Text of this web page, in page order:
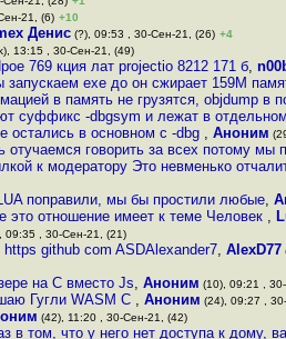
21, (6) +10
Денис (?), 09:53 , 30-Сен-21, (26) +4
13:15 , 30-Сен-21, (49)
769 кция лат projectio 8212 171 б,
exe до он сжирает 159М
в память не грузятся, objdump в
суффикс -dbgsym и лежат в
остались в основном с -dbg , Аноним
отучаемся говорить за всех потому мы
к модератору Это невменько
поправили, мы бы простили любые,
это отношение имеет к теме Человек ,
09:35 , 30-Сен-21, (21)
github com ASDAlexander7, AlexD77
на C вместо Js, Аноним (10), 09:21 ,
Гугли WASM C , Аноним (24), 09:27 ,
(42), 11:20 , 30-Сен-21, (42)
в том, что у него нет доступа к дому,